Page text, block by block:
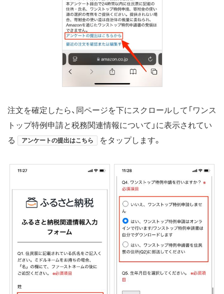
注文を確定したら、同ページを下にスクロールして「ワンス
トップ特例申請と税務関連情報について」に表示されてい
る
アンケートの提出はこちら をタップします。